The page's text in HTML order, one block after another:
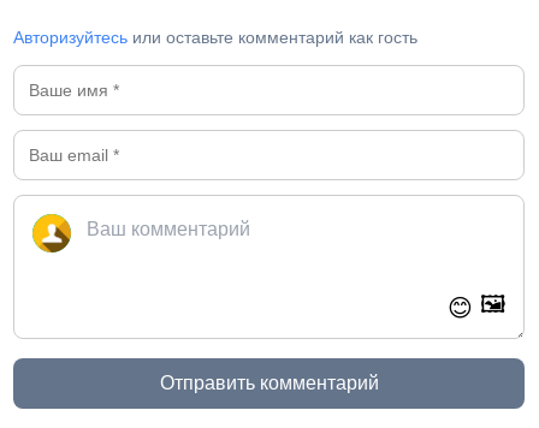
Авторизуйтесь или оставьте комментарий как гость
😊 🖼️
Отправить комментарий